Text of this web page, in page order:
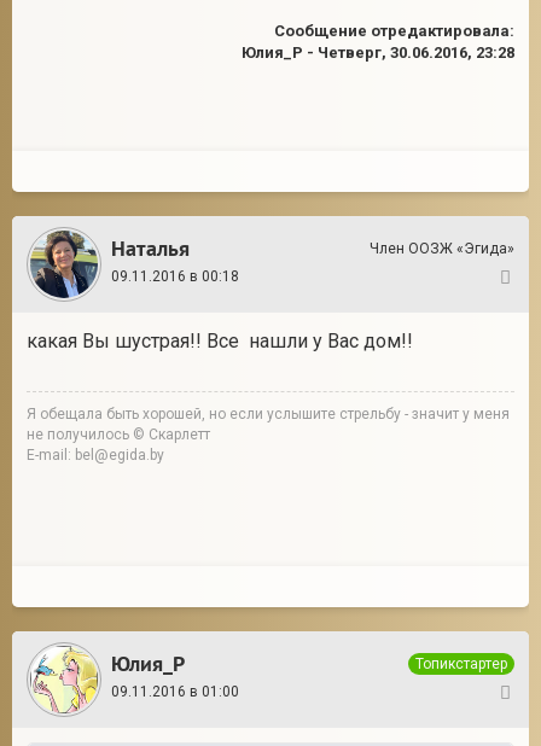
Сообщение отредактировала:
Юлия_Р - Четверг, 30.06.2016, 23:28
Наталья
Член ООЗЖ «Эгида»
09.11.2016 в 00:18
какая Вы шустрая!! Все нашли у Вас дом!!
Я обещала быть хорошей, но если услышите стрельбу - значит у меня
не получилось © Скарлетт
E-mail: bel@egida.by
Юлия_Р
Топикстартер
09.11.2016 в 01:00